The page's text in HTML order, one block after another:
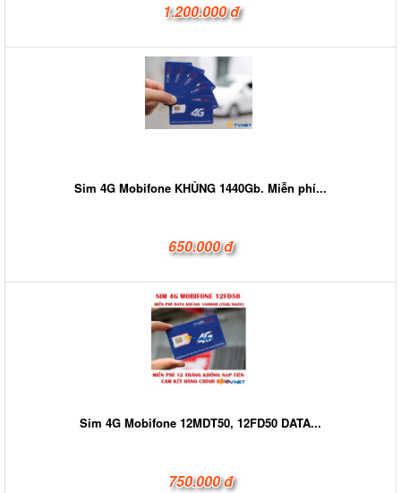
1.200.000 đ
Sim 4G Mobifone KHỦNG 1440Gb. Miễn phí...
650.000 đ
Sim 4G Mobifone 12MDT50, 12FD50 DATA...
750.000 đ